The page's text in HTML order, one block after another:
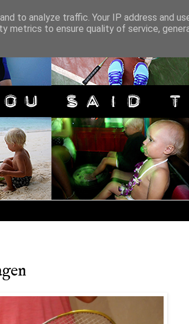
to analyze traffic. Your IP address and
metrics to ensure quality of service,